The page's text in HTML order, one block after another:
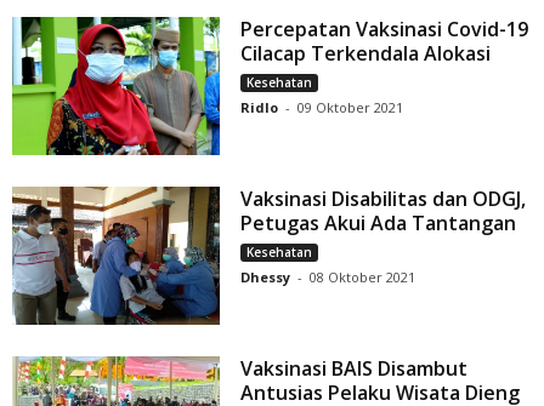
Percepatan Vaksinasi Covid-19
Cilacap Terkendala Alokasi
Kesehatan
Ridlo - 09 Oktober 2021
Vaksinasi Disabilitas dan ODGJ,
Petugas Akui Ada Tantangan
Kesehatan
Dhessy - 08 Oktober 2021
Vaksinasi BAIS Disambut
Antusias Pelaku Wisata Dieng